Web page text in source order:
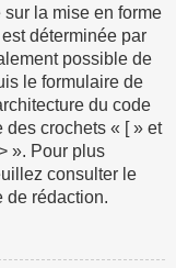
la mise en forme
déterminée par
possible de
le formulaire de
du code
des crochets « [ » et
». Pour plus
consulter le
de rédaction.